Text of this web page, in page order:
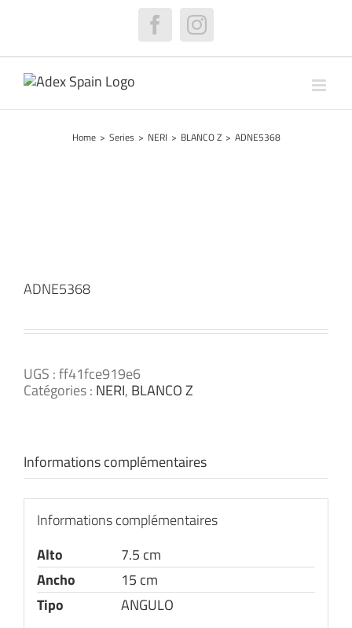
FacebookInstagram
Home > Series > NERI > BLANCO Z > ADNE5368
ADNE5368
UGS :ff41fce919e6
Catégories : NERI, BLANCO Z
Informations complémentaires
Informations complémentaires
Alto
7.5 cm
Ancho
15 cm
Tipo
ANGULO